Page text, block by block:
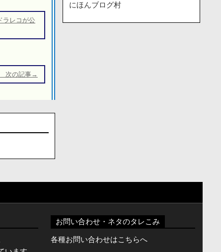
ラレコが公
次の記事→
にほんブログ村
お問い合わせ・ネタのタレこみ
各種お問い合わせはこちらへ